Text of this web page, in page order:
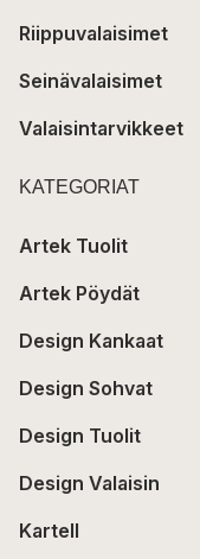
Riippuvalaisimet
Seinävalaisimet
Valaisintarvikkeet
KATEGORIAT
Artek Tuolit
Artek Pöydät
Design Kankaat
Design Sohvat
Design Tuolit
Design Valaisin
Kartell